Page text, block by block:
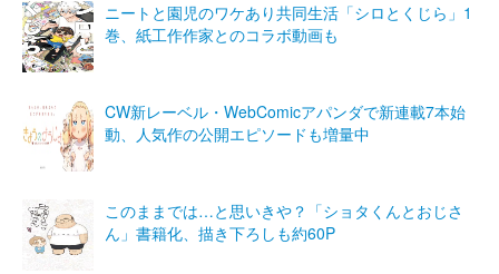
ニートと園児のワケあり共同生活「シロとくじら」1
巻、紙工作作家とのコラボ動画も
CW新レーベル・WebComicアパンダで新連載7本始
動、人気作の公開エピソードも増量中
このままでは…と思いきや？「ショタくんとおじさ
ん」書籍化、描き下ろしも約60P